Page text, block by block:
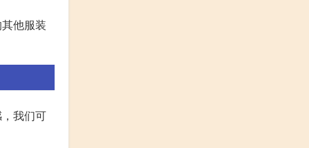
他服装
我们可